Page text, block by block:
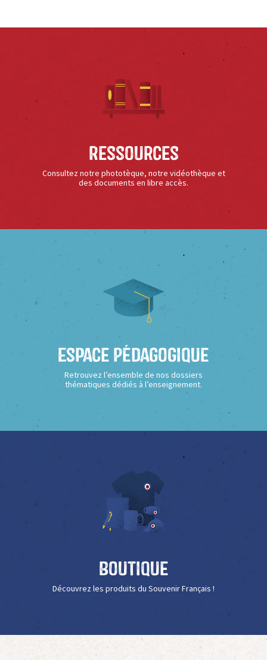
Ressources
Consultez notre phototèque, notre vidéothèque et
des documents en libre accès.
Espace Pédagogique
Retrouvez l’ensemble de nos dossiers
thématiques dédiés à l’enseignement.
Boutique
Découvrez les produits du Souvenir Français !